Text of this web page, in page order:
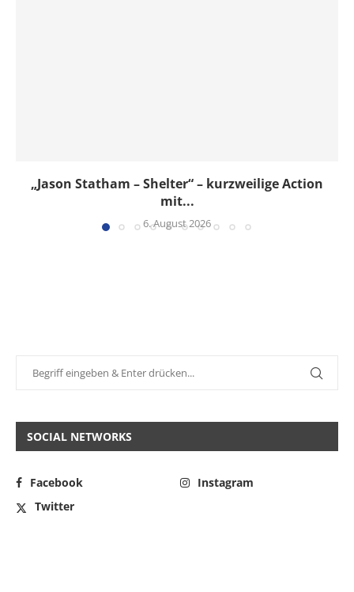
„Jason Statham – Shelter“ – kurzweilige Action
mit...
6. August 2026
SOCIAL NETWORKS
Facebook
Instagram
Twitter